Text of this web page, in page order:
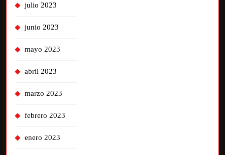
julio 2023
junio 2023
mayo 2023
abril 2023
marzo 2023
febrero 2023
enero 2023